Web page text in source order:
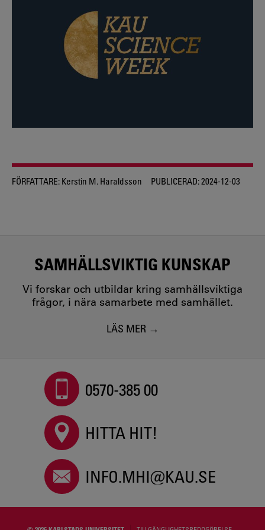
FÖRFATTARE: Kerstin M. Haraldsson PUBLICERAD:2024-12-03
SAMHÄLLSVIKTIG KUNSKAP
Vi forskar och utbildar kring samhällsviktiga
frågor, i nära samarbete med samhället.
LÄS MER
0570-385 00
HITTA HIT!
INFO.MHI@KAU.SE